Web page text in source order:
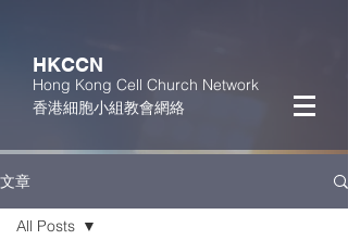
HKCCN
Hong Kong Cell Church Network
香港細胞小組教會網絡
文章
All Posts